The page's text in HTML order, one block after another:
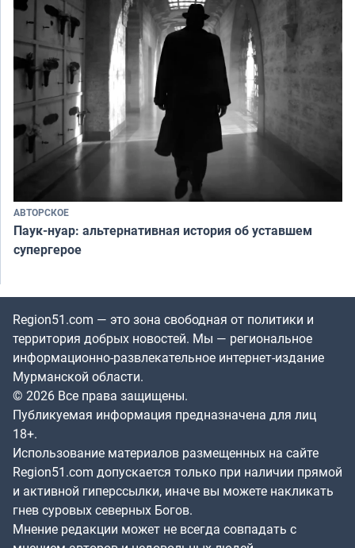
АВТОРСКОЕ
Паук-нуар: альтернативная история об уставшем
супергерое
Region51.com — это зона свободная от политики и
территория добрых новостей. Мы — региональное
информационно-развлекательное интернет-издание
Мурманской области.
© 2026 Все права защищены.
Публикуемая информация предназначена для лиц
18+.
Использование материалов размещенных на сайте
Region51.com допускается только при наличии прямой
и активной гиперссылки, иначе вы можете накликать
гнев суровых северных Богов.
Мнение редакции может не всегда совпадать с